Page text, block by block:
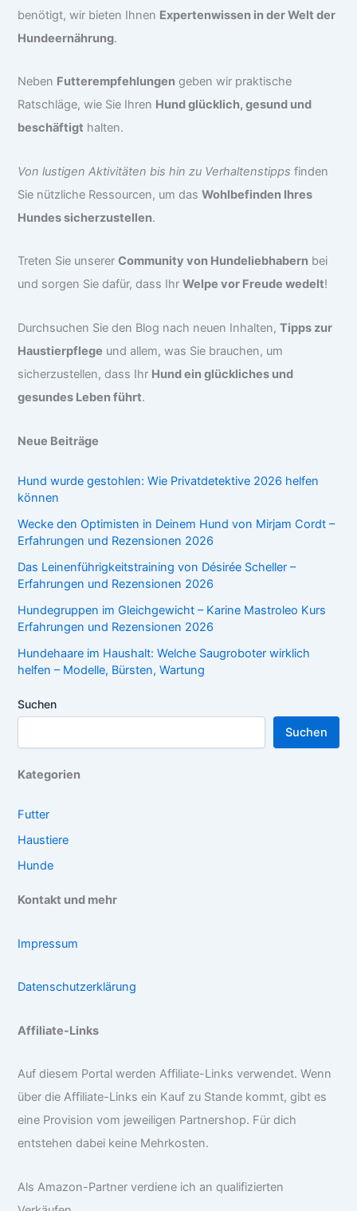
benötigt, wir bieten Ihnen Expertenwissen in der Welt der
Hundeernährung.
Neben Futterempfehlungen geben wir praktische
Ratschläge, wie Sie Ihren Hund glücklich, gesund und
beschäftigt halten.
Von lustigen Aktivitäten bis hin zu Verhaltenstipps finden
Sie nützliche Ressourcen, um dasWohlbefinden Ihres
Hundes sicherzustellen.
Treten Sie unsererCommunity von Hundeliebhabern bei
und sorgen Sie dafür, dass IhrWelpe vor Freude wedelt!
Durchsuchen Sie den Blog nach neuen Inhalten,Tipps zur
Haustierpflege und allem, was Sie brauchen, um
sicherzustellen, dass Ihr Hund ein glückliches und
gesundes Leben führt.
Neue Beiträge
Hund wurde gestohlen: Wie Privatdetektive 2026 helfen
können
Wecke den Optimisten in Deinem Hund von Mirjam Cordt –
Erfahrungen und Rezensionen 2026
Das Leinenführigkeitstraining von Désirée Scheller –
Erfahrungen und Rezensionen 2026
Hundegruppen im Gleichgewicht – Karine Mastroleo Kurs
Erfahrungen und Rezensionen 2026
Hundehaare im Haushalt: Welche Saugroboter wirklich
helfen – Modelle, Bürsten, Wartung
Suchen
Suchen
Kategorien
Futter
Haustiere
Hunde
Kontakt und mehr
Impressum
Datenschutzerklärung
Affiliate-Links
Auf diesem Portal werden Affiliate-Links verwendet. Wenn
über die Affiliate-Links ein Kauf zu Stande kommt, gibt es
eine Provision vom jeweiligen Partnershop. Für dich
entstehen dabei keine Mehrkosten.
Als Amazon-Partner verdiene ich an qualifizierten